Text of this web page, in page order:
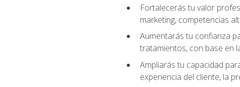
Fortalecerás tu valor
marketing, competencias
Aumentarás tu confianza
tratamientos, con base en
Ampliarás tu capacidad
experiencia del cliente, la